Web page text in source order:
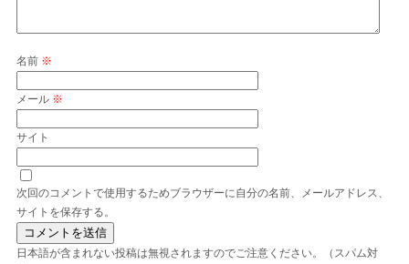
名前 ※
メール ※
サイト
次回のコメントで使用するためブラウザーに自分の名前、メールアドレス、
サイトを保存する。
日本語が含まれない投稿は無視されますのでご注意ください。（スパム対